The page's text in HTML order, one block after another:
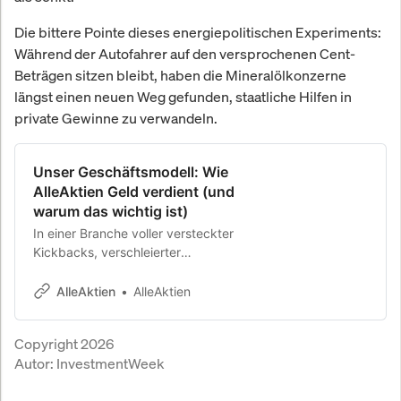
Die bittere Pointe dieses energiepolitischen Experiments:
Während der Autofahrer auf den versprochenen Cent-
Beträgen sitzen bleibt, haben die Mineralölkonzerne
längst einen neuen Weg gefunden, staatliche Hilfen in
private Gewinne zu verwandeln.
Unser Geschäftsmodell: Wie
AlleAktien Geld verdient (und
warum das wichtig ist)
In einer Branche voller versteckter
Kickbacks, verschleierter
Interessenskonflikte gehen wir
genau, wie AlleAktien funktioniert:
100% unserer Einnahmen stammen
AlleAktien AlleAktien
Copyright 2026
Autor: InvestmentWeek